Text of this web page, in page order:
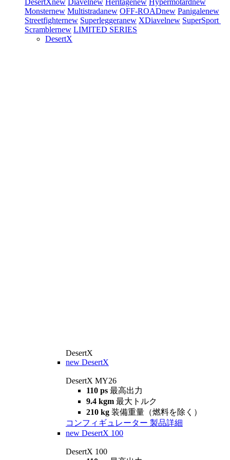
DesertXnew Diavelnew Heritagenew Hypermotardnew
Monsternew Multistradanew OFF-ROADnew Panigalenew
Streetfighternew Superleggeranew XDiavelnew SuperSport
Scramblernew LIMITED SERIES
DesertX
DesertX
new DesertX
DesertX MY26
110 ps 最高出力
9.4 kgm 最大トルク
210 kg 装備重量（燃料を除く）
コンフィギュレーター 製品詳細
new DesertX 100
DesertX 100